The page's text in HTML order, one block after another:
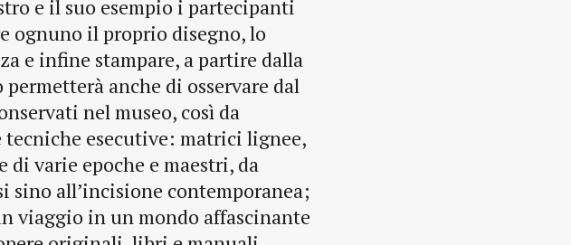
e il suo esempio i partecipanti
ognuno il proprio disegno, lo
e infine stampare, a partire dalla
anche di osservare dal
nel museo, così da
esecutive: matrici lignee,
varie epoche e maestri, da
sino all’incisione contemporanea;
viaggio in un mondo affascinante